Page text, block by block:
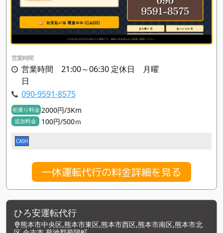
営業時間
営業時間 21:00～06:30 定休日 月曜
日
090-9591-8575
初乗り料金 2000円/3Km
追加料金 100円/500ｍ
CASH
一休運転代行の料金詳細を見る
ひろ安運転代行
熊本市中央区,熊本市東区,熊本市西区,熊本市南区,熊本市北